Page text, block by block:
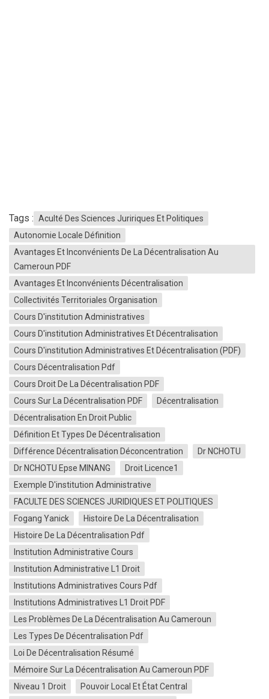
Tags : Aculté Des Sciences Juririques Et Politiques
Autonomie Locale Définition
Avantages Et Inconvénients De La Décentralisation Au
Cameroun PDF
Avantages Et Inconvénients Décentralisation
Collectivités Territoriales Organisation
Cours D'institution Administratives
Cours D'institution Administratives Et Décentralisation
Cours D'institution Administratives Et Décentralisation (PDF)
Cours Décentralisation Pdf
Cours Droit De La Décentralisation PDF
Cours Sur La Décentralisation PDF
Décentralisation
Décentralisation En Droit Public
Définition Et Types De Décentralisation
Différence Décentralisation Déconcentration
Dr NCHOTU
Dr NCHOTU Epse MINANG
Droit Licence1
Exemple D'institution Administrative
FACULTE DES SCIENCES JURIDIQUES ET POLITIQUES
Fogang Yanick
Histoire De La Décentralisation
Histoire De La Décentralisation Pdf
Institution Administrative Cours
Institution Administrative L1 Droit
Institutions Administratives Cours Pdf
Institutions Administratives L1 Droit PDF
Les Problèmes De La Décentralisation Au Cameroun
Les Types De Décentralisation Pdf
Loi De Décentralisation Résumé
Mémoire Sur La Décentralisation Au Cameroun PDF
Niveau 1 Droit
Pouvoir Local Et État Central